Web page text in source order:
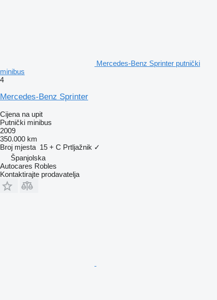
Mercedes-Benz Sprinter putnički
minibus
4
Mercedes-Benz Sprinter
Cijena na upit
Putnički minibus
2009
350.000 km
Broj mjesta 15 + C Prtljažnik ✓
Španjolska
Autocares Robles
Kontaktirajte prodavatelja